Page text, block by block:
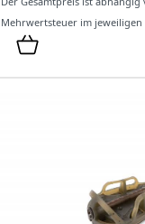
Mehrwertsteuer im jeweiligen